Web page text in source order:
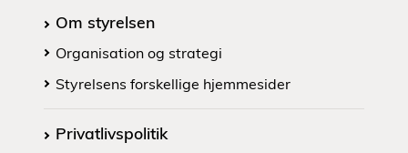
Om styrelsen
Organisation og strategi
Styrelsens forskellige hjemmesider
Privatlivspolitik